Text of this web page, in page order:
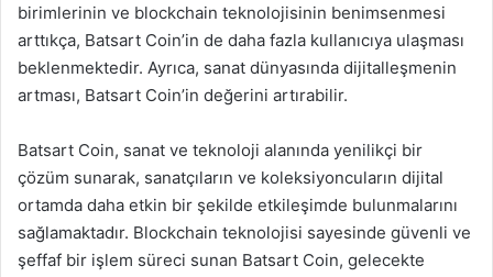
birimlerinin ve blockchain teknolojisinin benimsenmesi
arttıkça, Batsart Coin’in de daha fazla kullanıcıya ulaşması
beklenmektedir. Ayrıca, sanat dünyasında dijitalleşmenin
artması, Batsart Coin’in değerini artırabilir.
Batsart Coin, sanat ve teknoloji alanında yenilikçi bir
çözüm sunarak, sanatçıların ve koleksiyoncuların dijital
ortamda daha etkin bir şekilde etkileşimde bulunmalarını
sağlamaktadır. Blockchain teknolojisi sayesinde güvenli ve
şeffaf bir işlem süreci sunan Batsart Coin, gelecekte